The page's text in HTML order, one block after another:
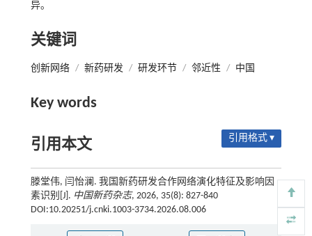
异。
关键词
创新网络 / 新药研发 / 研发环节 / 邻近性 / 中国
Key words
引用本文 引用格式 ▾
滕堂伟, 闫怡澜. 我国新药研发合作网络演化特征及影响因
素识别[J]. 中国新药杂志, 2026, 35(8): 827-840
DOI:10.20251/j.cnki.1003-3734.2026.08.006